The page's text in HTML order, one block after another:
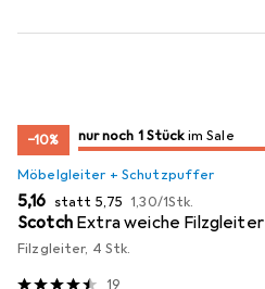
−10% noch 1 Stückim Sale
nur noch 1 Stück im Sale
Möbelgleiter + Schutzpuffer
EUR
5,16 statt EUR
5,75 EUR
1,30/1Stk.
Scotch Extra weiche Filzgleiter
Filzgleiter, 4 Stk.
19